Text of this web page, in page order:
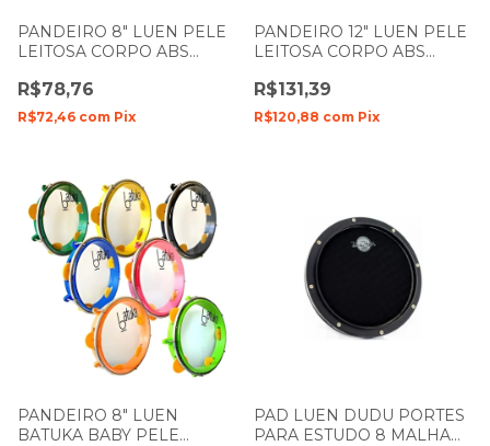
PANDEIRO 8" LUEN PELE
LEITOSA CORPO ABS
R$78,76
R$72,46 com Pix
PANDEIRO 12" LUEN PELE
LEITOSA CORPO ABS
R$131,39
R$120,88 com Pix
PANDEIRO 8" LUEN
BATUKA BABY PELE
PAD LUEN DUDU PORTES
PARA ESTUDO 8 MALHA